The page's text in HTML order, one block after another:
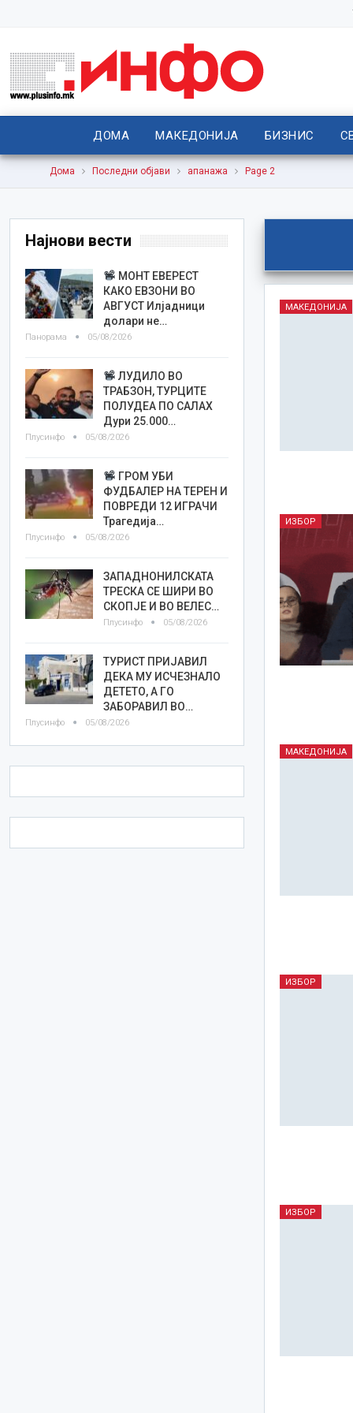
ДОМА МАКЕДОНИЈА БИЗНИС
Дома Последни објави апанажа Page 2
МАКЕДОНИЈА
ИЗБОР
МАКЕДОНИЈА
ИЗБОР
ИЗБОР
Најнови вести
МОНТ ЕВЕРЕСТ
КАКО ЕВЗОНИ ВО
АВГУСТ Илјадници
долари не…
Панорама 05/08/2026
ЛУДИЛО ВО
ТРАБЗОН, ТУРЦИТЕ
ПОЛУДЕА ПО САЛАХ
Дури 25.000…
Плусинфо 05/08/2026
ГРОМ УБИ
ФУДБАЛЕР НА ТЕРЕН И
ПОВРЕДИ 12 ИГРАЧИ
Трагедија…
Плусинфо 05/08/2026
ЗАПАДНОНИЛСКАТА
ТРЕСКА СЕ ШИРИ ВО
СКОПЈЕ И ВО ВЕЛЕС…
Плусинфо 05/08/2026
ТУРИСТ ПРИЈАВИЛ
ДЕКА МУ ИСЧЕЗНАЛО
ДЕТЕТО, А ГО
ЗАБОРАВИЛ ВО…
Плусинфо 05/08/2026